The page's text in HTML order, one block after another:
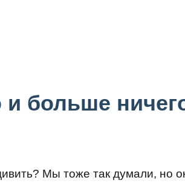
и больше
Мы тоже так думали, но